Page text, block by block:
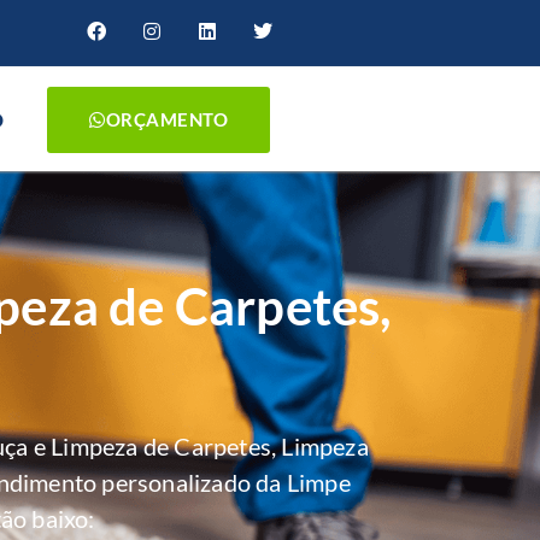
ORÇAMENTO
de Carpetes,
e Limpeza de Carpetes, Limpeza
personalizado da Limpe
baixo: